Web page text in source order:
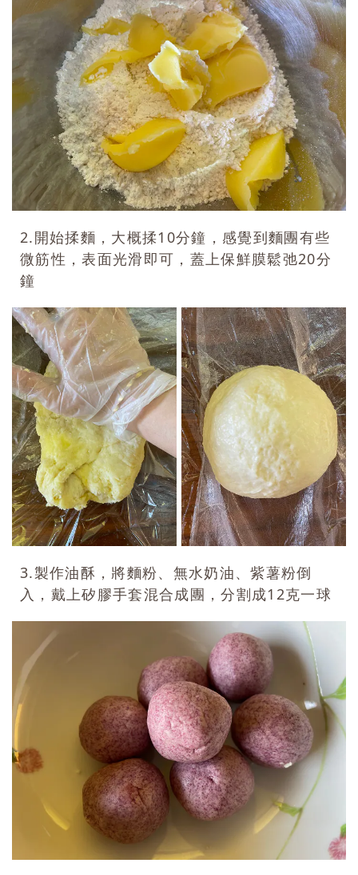
2.開始揉麵，大概揉10分鐘，感覺到麵團有些
微筋性，表面光滑即可，蓋上保鮮膜鬆弛20分
鐘
3.製作油酥，將麵粉、無水奶油、紫薯粉倒
入，戴上矽膠手套混合成團，分割成12克一球